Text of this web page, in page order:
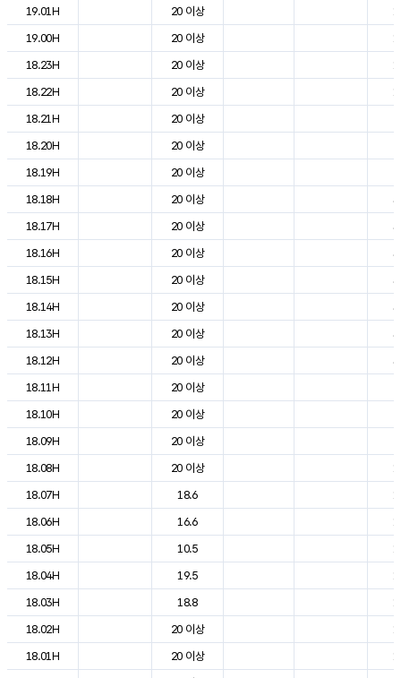
19.01H
20 이상
19.00H
20 이상
18.23H
20 이상
18.22H
20 이상
18.21H
20 이상
18.20H
20 이상
18.19H
20 이상
18.18H
20 이상
18.17H
20 이상
18.16H
20 이상
18.15H
20 이상
18.14H
20 이상
18.13H
20 이상
18.12H
20 이상
18.11H
20 이상
18.10H
20 이상
18.09H
20 이상
18.08H
20 이상
18.07H
18.6
18.06H
16.6
18.05H
10.5
18.04H
19.5
18.03H
18.8
18.02H
20 이상
18.01H
20 이상